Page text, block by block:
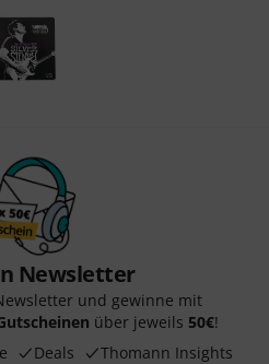
Newsletter
und gewinne mit
über jeweils 50€!
Deals Thomann Insights